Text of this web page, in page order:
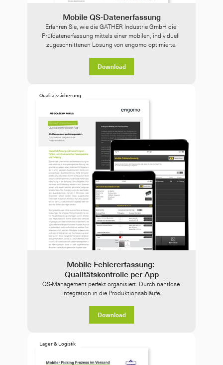
Mobile QS-Datenerfassung
Erfahren Sie, wie die GATHER Industrie GmbH die
Prüfdatenerfassung mittels einer mobilen, individuell
zugeschnittenen Lösung von engomo optimierte.
Download
Qualitätssicherung
Mobile Fehlererfassung:
Qualitätskontrolle per App
QS-Management perfekt organisiert. Durch nahtlose
Integration in die Produktionsabläufe.
Download
Lager & Logistik